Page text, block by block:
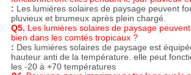
: Les lumières solaires de paysage peuvent
pluvieux et brumeux après plein chargé.
Q5. Les lumières solaires de paysage
bien dans les comtés tropicaux ?
: Des lumières solaires de paysage est
hauteur anti de la température. elle peut
les -20 à +70 températures